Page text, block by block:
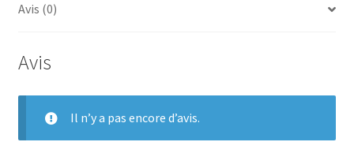
Avis (0)
Avis
Il n’y a pas encore d’avis.